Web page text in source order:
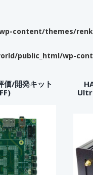
content/themes/
public_html/wp-
/開発キット